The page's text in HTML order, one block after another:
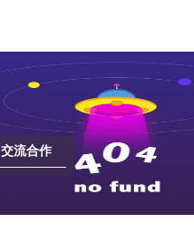
交流合作